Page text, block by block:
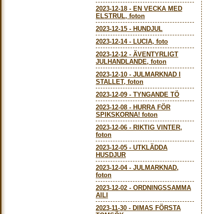
2023-12-18 - EN VECKA MED
ELSTRUL, foton
2023-12-15 - HUNDJUL
2023-12-14- LUCIA, foto
2023-12-12 - ÄVENTYRLIGT
JULHANDLANDE, foton
2023-12-10 - JULMARKNAD I
STALLET, foton
2023-12-09 - TYNGANDE TÖ
2023-12-08 - HURRA FÖR
SPIKSKORNA! foton
2023-12-06 - RIKTIG VINTER,
foton
2023-12-05 - UTKLÄDDA
HUSDJUR
2023-12-04- JULMARKNAD,
foton
2023-12-02 - ORDNINGSSAMMA
AILI
2023-11-30 - DIMAS FÖRSTA